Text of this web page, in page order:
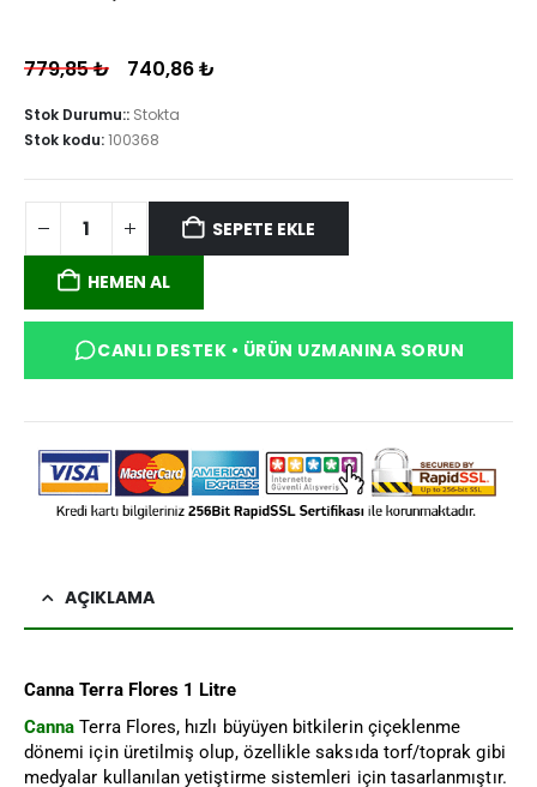
779,85₺ 740,86₺
Stok Durumu:: Stokta
Stok kodu:100368
SEPETE EKLE
HEMEN AL
CANLI DESTEK • ÜRÜN UZMANINA SORUN
AÇIKLAMA
Canna Terra Flores 1 Litre
Canna Terra Flores, hızlı büyüyen bitkilerin çiçeklenme
dönemi için üretilmiş olup, özellikle saksıda torf/toprak gibi
medyalar kullanılan yetiştirme sistemleri için tasarlanmıştır.